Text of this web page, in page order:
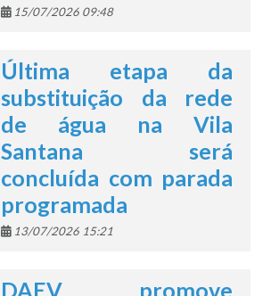
15/07/2026 09:48
Última etapa da
substituição da rede
de água na Vila
Santana será
concluída com parada
programada
13/07/2026 15:21
DAEV promove